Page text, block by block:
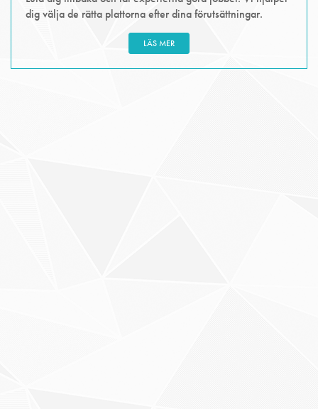
dig välja de rätta plattorna efter dina förutsättningar.
LÄS MER